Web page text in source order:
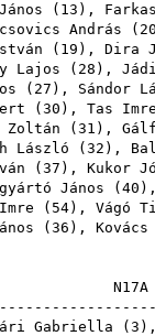
( 13 ),
András ( 20
( 19 ), Dira
Lajos ( 28 ),
( 27 ), Sándor
( 30 ), Tas Imre
Zoltán ( 31 ),
László ( 32 ),
( 37 ), Kukor
János ( 40
( 54), Vágó
( 36 ),
Gabriella ( 3